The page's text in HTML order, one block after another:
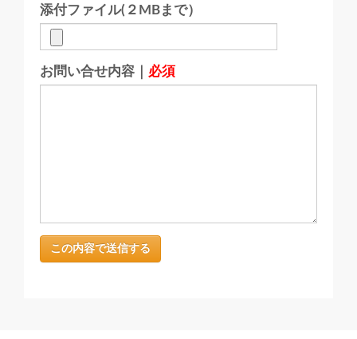
添付ファイル(２MBまで）
お問い合せ内容｜ 必須